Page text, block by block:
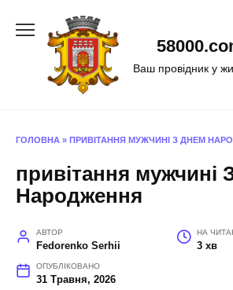
Ваш провідник у
ГОЛОВНА » ПРИВІТАННЯ МУЖЧИНІ З ДНЕМ
привітання мужчині
Народження
АВТОР
Fedorenko Serhii
НА
3 хв
ОПУБЛІКОВАНО
31 Травня, 2026